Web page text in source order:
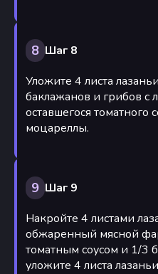
8 Шаг 8
Уложите 4 листа
баклажанов и грибов с
оставшегося томатного
моцареллы.
9 Шаг 9
Накройте 4 листами
обжаренный мясной
томатным соусом и 1/3
уложите 4 листа